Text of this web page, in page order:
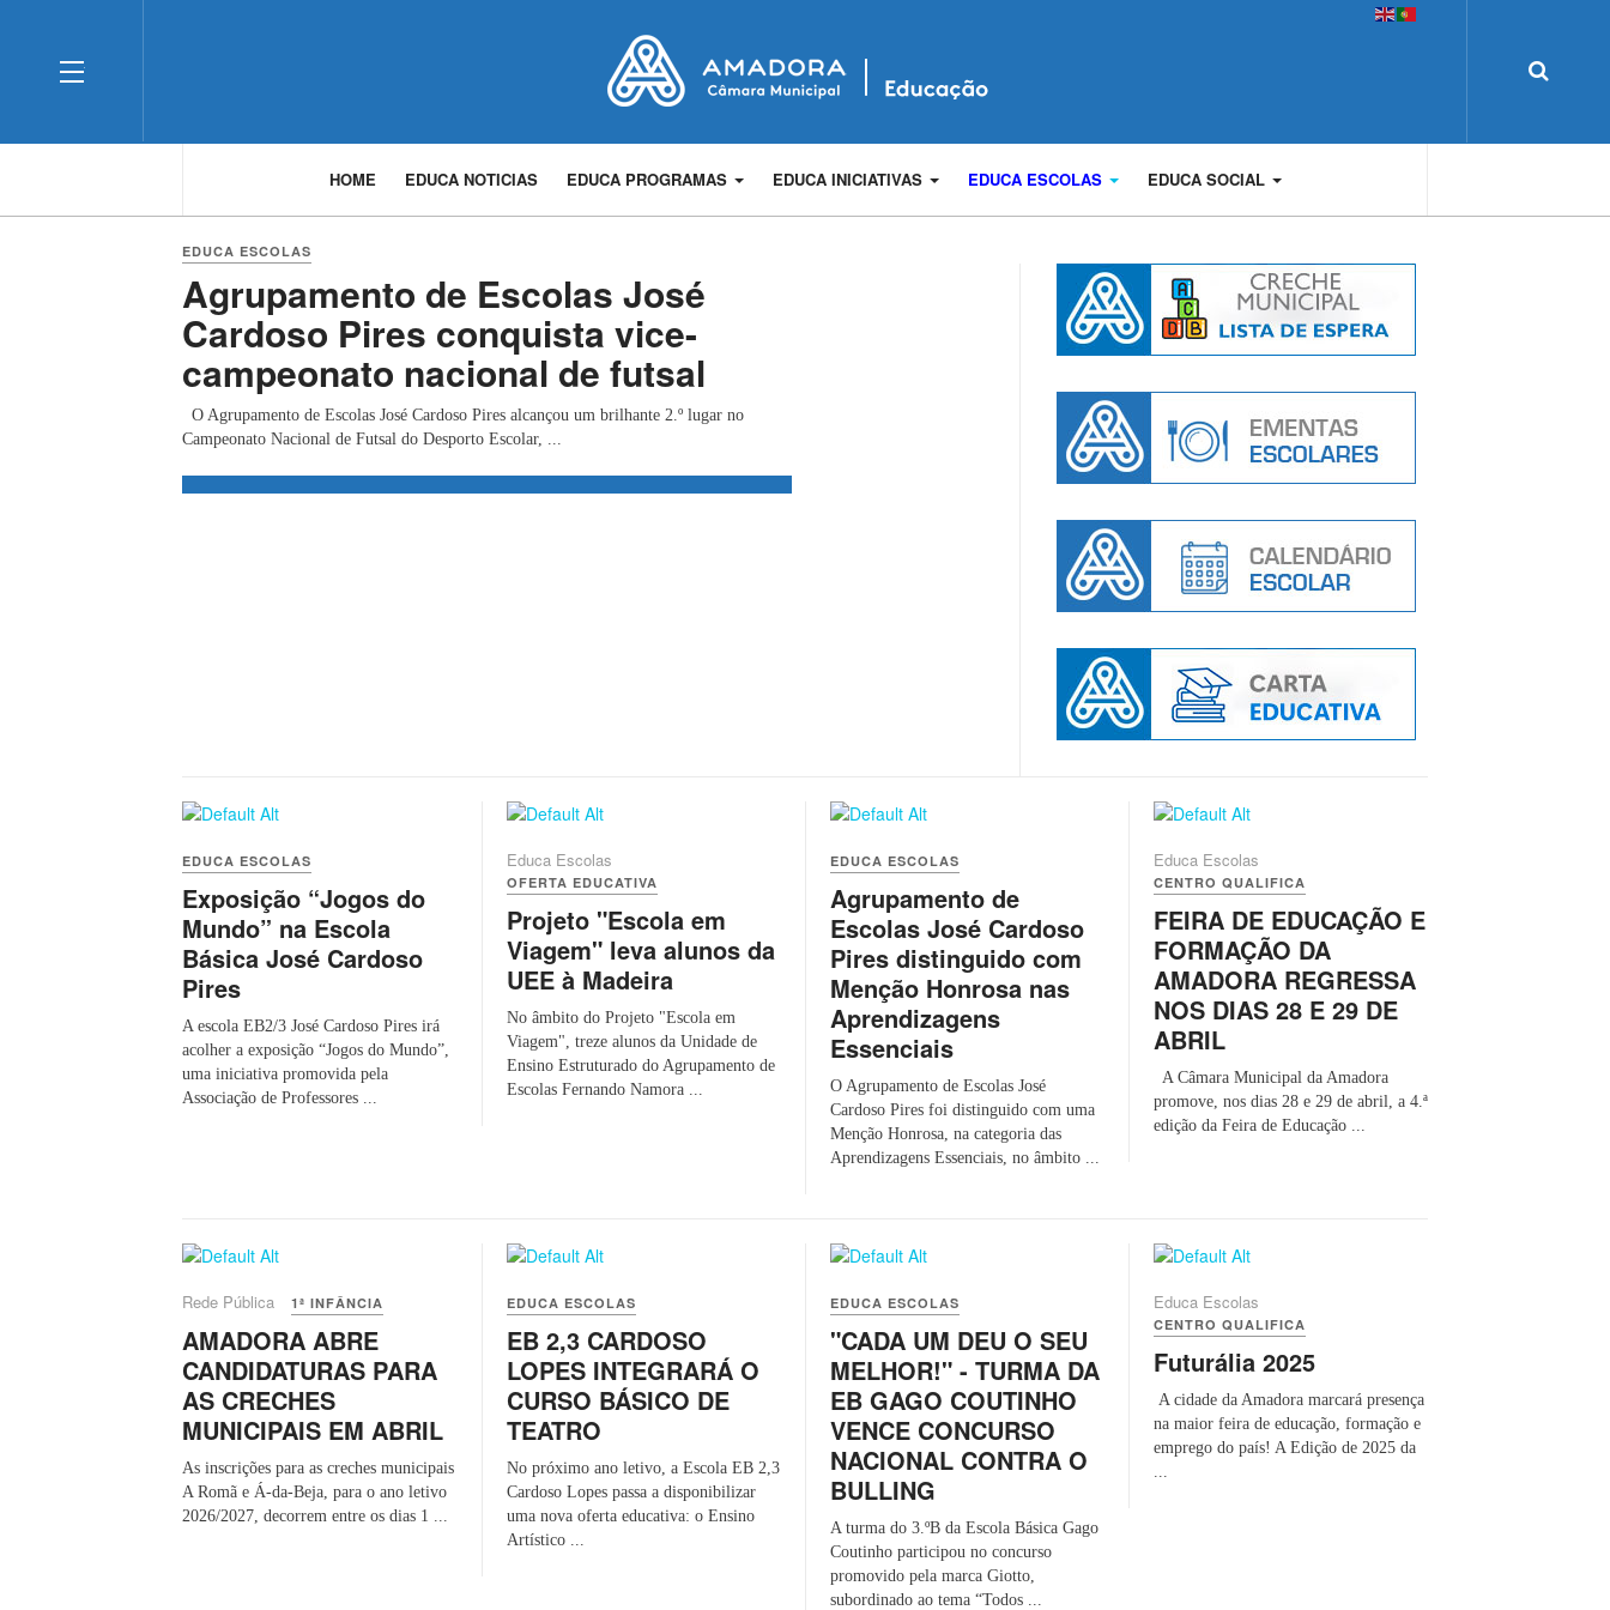
OFF CANVAS
HOME EDUCA NOTICIAS EDUCA PROGRAMAS EDUCA INICIATIVAS EDUCA ESCOLAS EDUCA SOCIAL
Ouvir
EDUCA ESCOLAS
Agrupamento de Escolas José
Cardoso Pires conquista vice-
campeonato nacional de futsal
O Agrupamento de Escolas José Cardoso Pires alcançou um brilhante 2.º lugar no
Campeonato Nacional de Futsal do Desporto Escolar, ...
EDUCA ESCOLAS
Exposição “Jogos do
Mundo” na Escola
Básica José Cardoso
Pires
A escola EB2/3 José Cardoso Pires irá
acolher a exposição “Jogos do Mundo”,
uma iniciativa promovida pela
Associação de Professores ...
Educa Escolas
OFERTA EDUCATIVA
Projeto "Escola em
Viagem" leva alunos da
UEE à Madeira
No âmbito do Projeto "Escola em
Viagem", treze alunos da Unidade de
Ensino Estruturado do Agrupamento de
Escolas Fernando Namora ...
EDUCA ESCOLAS
Agrupamento de
Escolas José Cardoso
Pires distinguido com
Menção Honrosa nas
Aprendizagens
Essenciais
O Agrupamento de Escolas José
Cardoso Pires foi distinguido com uma
Menção Honrosa, na categoria das
Aprendizagens Essenciais, no âmbito ...
Educa Escolas
CENTRO QUALIFICA
FEIRA DE EDUCAÇÃO E
FORMAÇÃO DA
AMADORA REGRESSA
NOS DIAS 28 E 29 DE
ABRIL
A Câmara Municipal da Amadora
promove, nos dias 28 e 29 de abril, a 4.ª
edição da Feira de Educação ...
Rede Pública 1ª INFÂNCIA
AMADORA ABRE
CANDIDATURAS PARA
AS CRECHES
MUNICIPAIS EM ABRIL
As inscrições para as creches municipais
A Romã e Á-da-Beja, para o ano letivo
2026/2027, decorrem entre os dias 1 ...
EDUCA ESCOLAS
EB 2,3 CARDOSO
LOPES INTEGRARÁ O
CURSO BÁSICO DE
TEATRO
No próximo ano letivo, a Escola EB 2,3
Cardoso Lopes passa a disponibilizar
uma nova oferta educativa: o Ensino
Artístico ...
EDUCA ESCOLAS
"CADA UM DEU O SEU
MELHOR!" - TURMA DA
EB GAGO COUTINHO
VENCE CONCURSO
NACIONAL CONTRA O
BULLING
A turma do 3.ºB da Escola Básica Gago
Coutinho participou no concurso
promovido pela marca Giotto,
subordinado ao tema “Todos ...
Educa Escolas
CENTRO QUALIFICA
Futurália 2025
A cidade da Amadora marcará presença
na maior feira de educação, formação e
emprego do país! A Edição de 2025 da
...